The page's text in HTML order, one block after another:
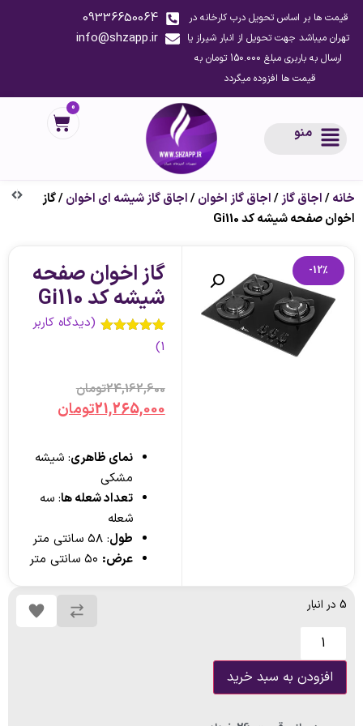
قیمت ها بر اساس تحویل درب کارخانه در
تهران میباشد جهت تحویل از انبار شیراز یا
ارسال به باربری مبلغ 150.000 تومان به
قیمت ها افزوده میگردد
09336650064
info@shzapp.ir
منو
0
خانه/اجاق گاز/اجاق گاز اخوان/اجاق گاز شیشه ای اخوان/ گاز
اخوان صفحه شیشه کد Gi110
-12% گاز اخوان صفحه
شیشه کد Gi110
امتیاز
از 5 امتیاز
1
(دیدگاه کاربر
1
)
24,162,600تومان
21,265,000تومان
نمای ظاهری: شیشه
مشکی
تعداد شعله ها: سه
شعله
طول: ۵۸ سانتی متر
عرض:
5 در انبار
افزودن به سبد خرید